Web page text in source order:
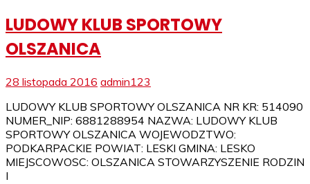
LUDOWY KLUB SPORTOWY
OLSZANICA
28 listopada 2016 admin123
LUDOWY KLUB SPORTOWY OLSZANICA NR KR: 514090
NUMER_NIP: 6881288954 NAZWA: LUDOWY KLUB
SPORTOWY OLSZANICA WOJEWODZTWO:
PODKARPACKIE POWIAT: LESKI GMINA: LESKO
MIEJSCOWOSC: OLSZANICA STOWARZYSZENIE RODZIN
I